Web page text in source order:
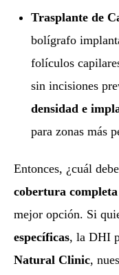
Trasplante de
bolígrafo
folículos
sin incisiones
densidad e
para zonas más
Entonces, ¿cuál
cobertura
mejor opción. Si
específicas, la DHI
Natural Clinic,